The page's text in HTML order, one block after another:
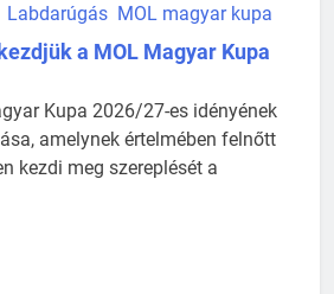
Labdarúgás MOL magyar kupa
a MOL Magyar Kupa
Kupa 2026/27-es idényének
amelynek értelmében felnőtt
kezdi meg szereplését a